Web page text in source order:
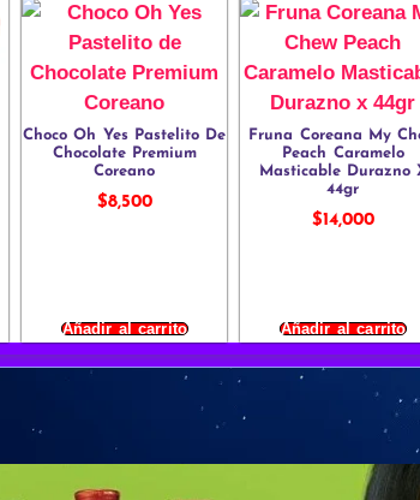
Choco Oh Yes Pastelito De
Chocolate Premium
Coreano
$8,500
Añadir al carrito
Fruna Coreana My
Peach Caramelo
Masticable Durazno
44gr
$14,000
Añadir al carrito